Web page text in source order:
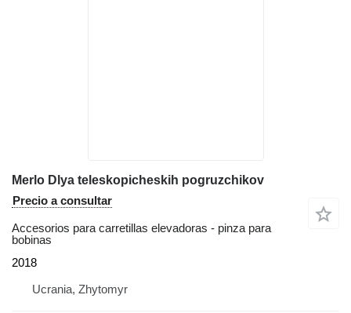
Merlo Dlya teleskopicheskih pogruzchikov
Precio a consultar
Accesorios para carretillas elevadoras - pinza para
bobinas
2018
Ucrania, Zhytomyr